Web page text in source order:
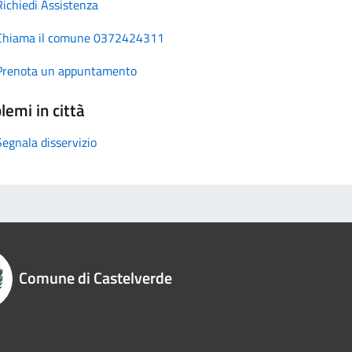
Assistenza
il comune 0372424311
un appuntamento
in città
disservizio
Comune di Castelverde